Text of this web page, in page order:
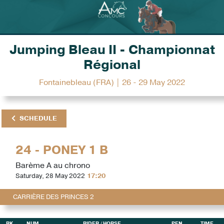
Jumping Bleau II - Championnat
Régional
Fontainebleau (FRA) | 26 - 29 May 2022
SCHEDULE
24 - PONEY 1 B
Barème A au chrono
Saturday, 28 May 2022 17:20
CARRIÈRE DES PRINCES 2